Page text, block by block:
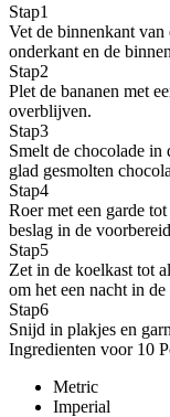
Stap1
Vet de binnenkant
onderkant en de
Stap2
Plet de bananen met
overblijven.
Stap3
Smelt de chocolade in
glad gesmolten
Stap4
Roer met een garde
beslag in de
Stap5
Zet in de koelkast tot
om het een nacht in
Stap6
Snijd in plakjes en
Ingredienten voor 10
Metric
Imperial